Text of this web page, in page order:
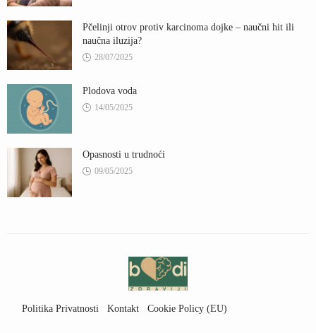
Pčelinji otrov protiv karcinoma dojke – naučni hit ili
naučna iluzija?
28/07/2025
Plodova voda
14/05/2025
Opasnosti u trudnoći
09/05/2025
Politika Privatnosti Kontakt Cookie Policy (EU)